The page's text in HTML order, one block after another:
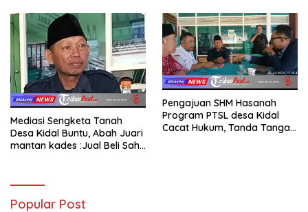
Mediasi Sengketa Tanah
Desa Kidal Buntu, Abah Juari
mantan kades :Jual Beli Sah,
Membatalkan Hak Warga.
Pengajuan SHM Hasanah
Program PTSL desa Kidal
Cacat Hukum, Tanda Tangan
Popular Post